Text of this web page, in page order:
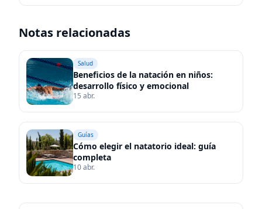
Notas relacionadas
Salud
Beneficios de la natación en niños:
desarrollo físico y emocional
15 abr.
Guías
Cómo elegir el natatorio ideal: guía
completa
10 abr.